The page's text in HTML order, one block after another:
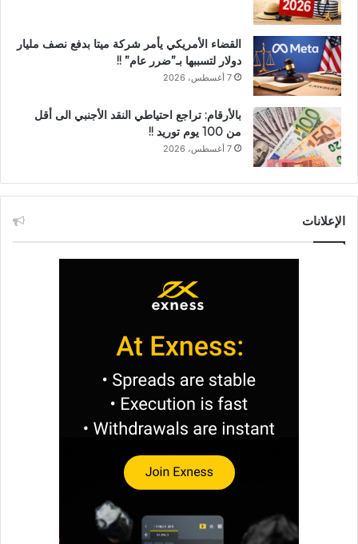
القضاء الأمريكي يأمر شركة ميتا بدفع نصف مليار
دولار لتسببها بـ”ضرر عام” !!
7 أغسطس، 2026
بالأرقام: تراجع احتياطي النقد الأجنبي الى أقل
من 100 يوم توريد !!
7 أغسطس، 2026
الإعلانات